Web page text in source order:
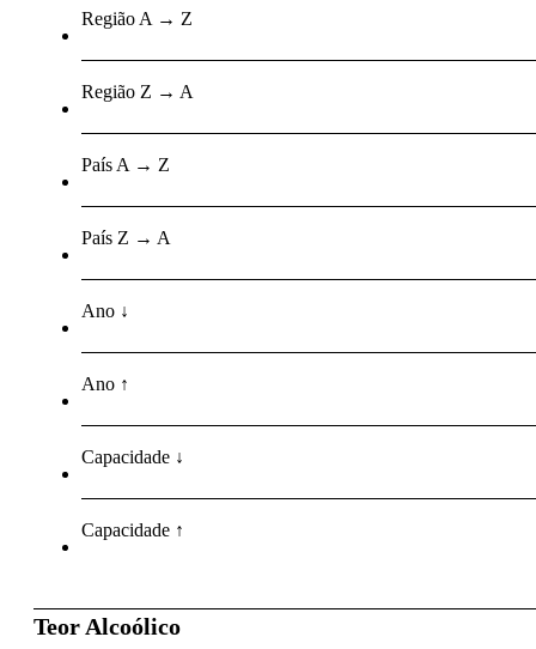
Região A → Z
Região Z → A
País A → Z
País Z → A
Ano ↓
Ano ↑
Capacidade ↓
Capacidade ↑
Teor Alcoólico